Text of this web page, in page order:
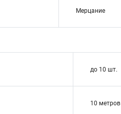
Мерцание
до 10 шт.
10 метров